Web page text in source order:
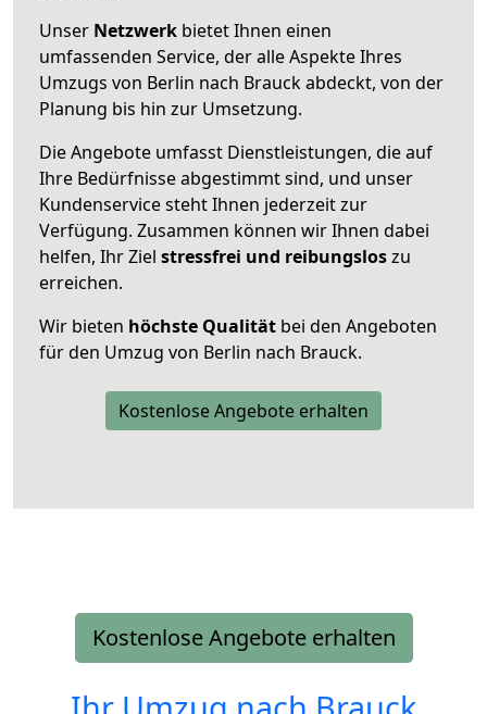
Unser Netzwerk bietet Ihnen einen
umfassenden Service, der alle Aspekte Ihres
Umzugs von Berlin nach Brauck abdeckt, von der
Planung bis hin zur Umsetzung.
Die Angebote umfasst Dienstleistungen, die auf
Ihre Bedürfnisse abgestimmt sind, und unser
Kundenservice steht Ihnen jederzeit zur
Verfügung. Zusammen können wir Ihnen dabei
helfen, Ihr Ziel stressfrei und reibungsloszu
erreichen.
Wir bieten höchste Qualität bei den Angeboten
für den Umzug von Berlin nach Brauck.
Kostenlose Angebote erhalten
Kostenlose Angebote erhalten